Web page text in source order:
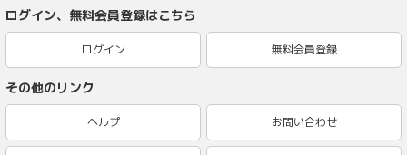
ログイン、無料会員登録はこちら
ログイン 無料会員登録
その他のリンク
ヘルプ お問い合わせ